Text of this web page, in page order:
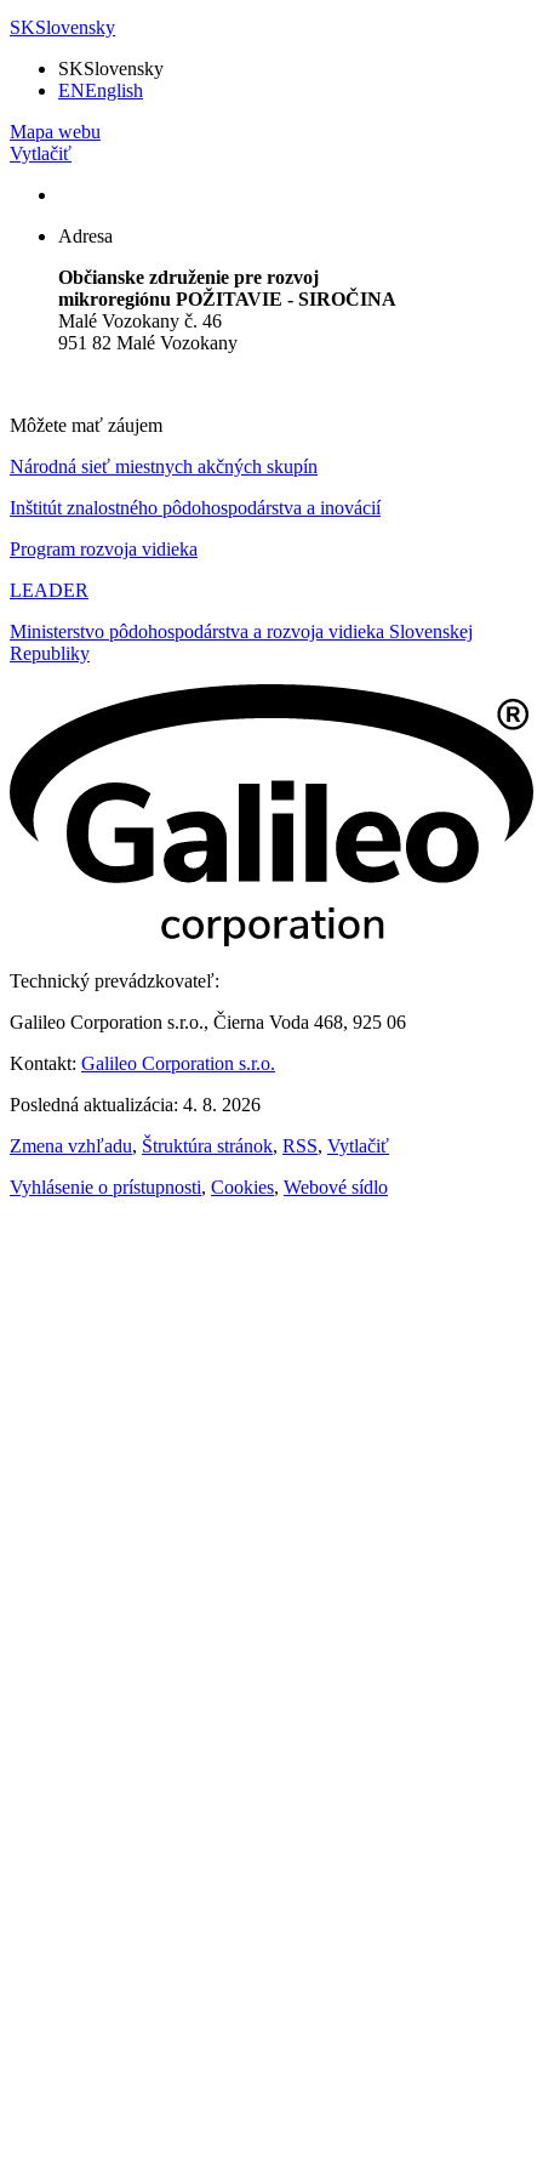
SKSlovensky
SKSlovensky
ENEnglish
Mapa webu
Vytlačiť
Adresa
Občianske združenie pre rozvoj
mikroregiónu POŽITAVIE - SIROČINA
Malé Vozokany č. 46
951 82 Malé Vozokany
Môžete mať záujem
Národná sieť miestnych akčných skupín
Inštitút znalostného pôdohospodárstva a inovácií
Program rozvoja vidieka
LEADER
Ministerstvo pôdohospodárstva a rozvoja vidieka Slovenskej
Republiky
Technický prevádzkovateľ:
Galileo Corporation s.r.o., Čierna Voda 468, 925 06
Kontakt: Galileo Corporation s.r.o.
Posledná aktualizácia: 4. 8. 2026
Zmena vzhľadu, Štruktúra stránok, RSS, Vytlačiť
Vyhlásenie o prístupnosti, Cookies, Webové sídlo